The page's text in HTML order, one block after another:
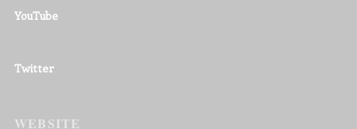
YouTube
Twitter
WEBSITE